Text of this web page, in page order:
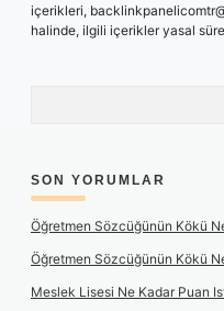
içerikleri,
halinde, ilgili içerikler yasal
SON YORUMLAR
Öğretmen Sözcüğünün Kökü
Öğretmen Sözcüğünün Kökü
Meslek Lisesi Ne Kadar Puan